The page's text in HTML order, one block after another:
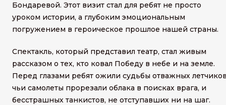
Бондаревой. Этот визит стал для ребят не просто
уроком истории, а глубоким эмоциональным
погружением в героическое прошлое нашей страны.
Спектакль, который представил театр, стал живым
рассказом о тех, кто ковал Победу в небе и на земле.
Перед глазами ребят ожили судьбы отважных
чьи самолеты прорезали облака в поисках врага, и
бесстрашных танкистов, не отступавших ни на шаг.